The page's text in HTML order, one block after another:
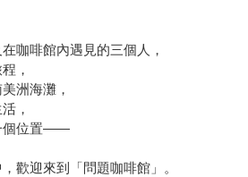
咖啡館內遇見的三個人，
，
洲海灘，
，
個位置——
歡迎來到「問題咖啡館」。